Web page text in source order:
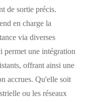
de sortie précis.
en charge la
via diverses
permet une intégration
offrant ainsi une
accrues. Qu'elle soit
ou les réseaux